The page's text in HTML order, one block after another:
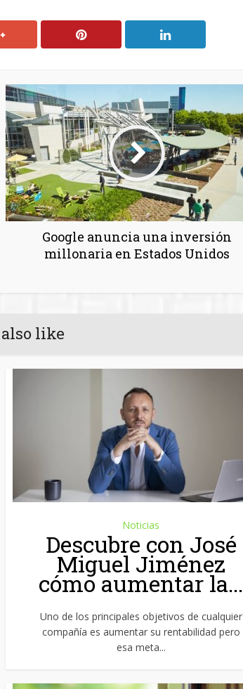
Google anuncia una inversión
millonaria en Estados Unidos
like
Noticias
Descubre con José
Miguel Jiménez
cómo aumentar la...
Uno de los principales objetivos de cualquier
compañía es aumentar su rentabilidad pero
esa meta...